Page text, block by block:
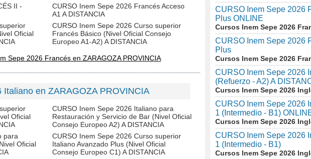
II -
CURSO Inem Sepe 2026 Francés Acceso
A1 A DISTANCIA
Oficial
CURSO Inem Sepe 2026 Curso superior
Francés Básico (Nivel Oficial Consejo
Europeo A1-A2) A DISTANCIA
Sepe 2026 Francés en ZARAGOZA PROVINCIA
Italiano en ZARAGOZA PROVINCIA
Oficial
CURSO Inem Sepe 2026 Italiano para
Restauración y Servicio de Bar (Nivel Oficial
Consejo Europeo A2) A DISTANCIA
para
Oficial
CURSO Inem Sepe 2026 Curso superior
Italiano Avanzado Plus (Nivel Oficial
Consejo Europeo C1) A DISTANCIA
CURSO Inem Sepe 2026
Plus ONLINE
Cursos Inem Sepe 2026
CURSO Inem Sepe 2026
Plus
Cursos Inem Sepe 2026
CURSO Inem Sepe 2026
(Refuerzo - A2) A
Cursos Inem Sepe 2026
CURSO Inem Sepe 2026
1 (Intermedio - B1)
Cursos Inem Sepe 2026
CURSO Inem Sepe 2026
1 (Intermedio - B1)
Cursos Inem Sepe 2026